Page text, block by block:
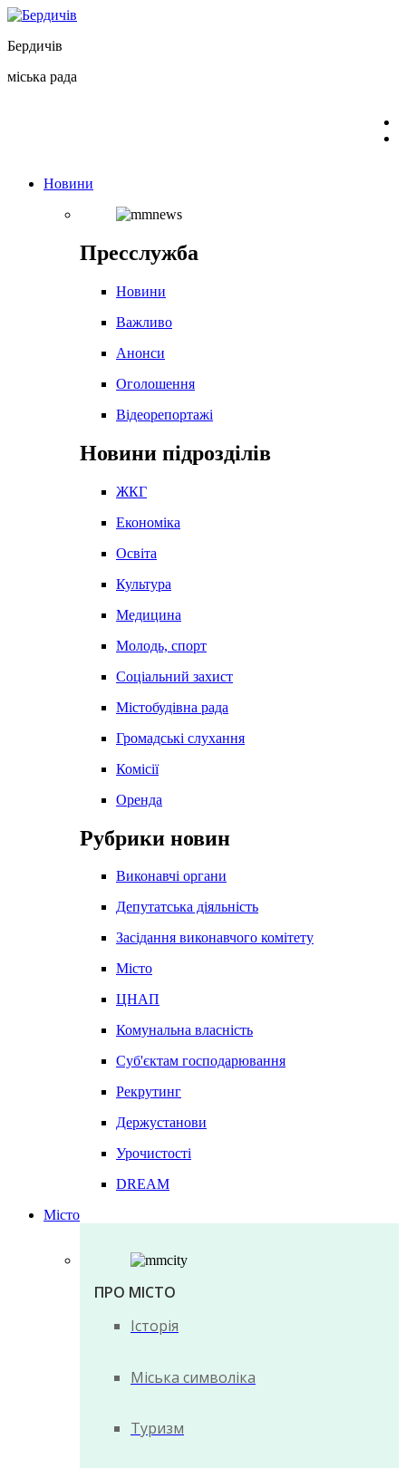
Перейти
вмісту
Бердичів
міська рада
Новини
Пресслужба
Новини
Важливо
Анонси
Оголошення
Відеорепортажі
Новини підрозділів
ЖКГ
Економіка
Освіта
Культура
Медицина
Молодь, спорт
Соціальний захист
Містобудівна рада
Громадські слухання
Комісії
Оренда
Рубрики новин
Виконавчі органи
Депутатська діяльність
Засідання виконавчого комітету
Місто
ЦНАП
Комунальна власність
Суб'єктам господарювання
Рекрутинг
Держустанови
Урочистості
DREAM
Місто
ПРО МІСТО
Історія
Міська символіка
Туризм